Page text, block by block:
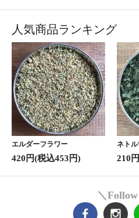
人気商品ランキング
エルダーフラワー
420円(税込453円)
ネト
210
＼